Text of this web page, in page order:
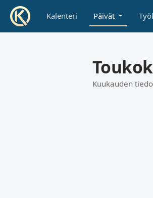
Kalenteri Päivät
Kuukauden